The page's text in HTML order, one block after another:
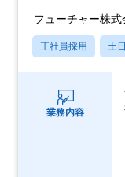
フューチャー株式
正社員採用 土
業務内容